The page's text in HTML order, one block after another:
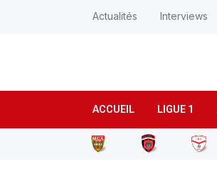
ACCUEIL LIGUE 1
Actualités Interviews